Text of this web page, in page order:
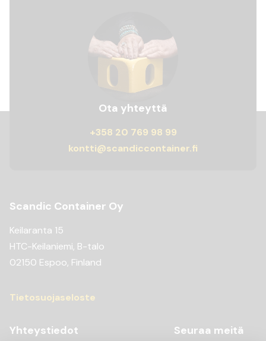
Ota yhteyttä
+358 20 769 98 99
kontti@scandiccontainer.fi
Scandic Container Oy
Keilaranta 15
HTC-Keilaniemi, B-talo
02150 Espoo, Finland
Tietosuojaseloste
Yhteystiedot Seuraa meitä